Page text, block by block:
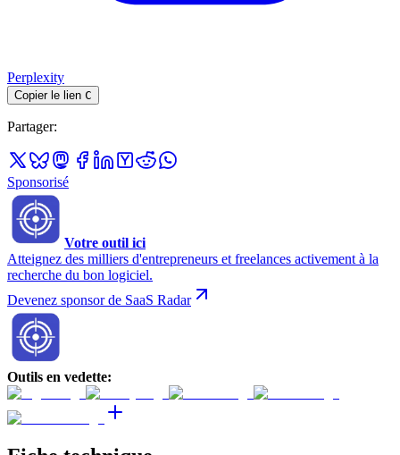
Perplexity
Copier le lien C
Partager:
Sponsorisé
Votre outil ici
Atteignez des milliers d'entrepreneurs et freelances activement à la
recherche du bon logiciel.
Devenez sponsor de SaaS Radar
Outils en vedette: